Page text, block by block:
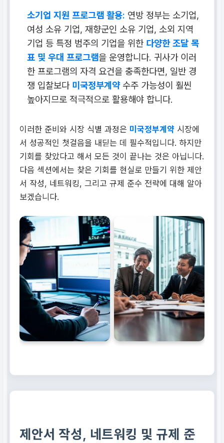
소기업 지원 프로그램 활용: 연방 정부는 소기업,
여성 소유 기업, 재향군인 소유 기업, 소외 지역
기업 등 특정 범주의 기업을 위한 다양한 조달 목
표 및 우대 프로그램을 운영합니다. 귀사가 이러
한 프로그램의 자격 요건을 충족한다면, 일반 경
쟁 입찰보다 미국정부계약수주 가능성이 훨씬
높아지므로 적극적으로 활용해야 합니다.
이러한 준비와 시장 식별 과정은 미국정부계약 시장에
서 성공적인 첫걸음을 내딛는 데 필수적입니다. 하지만
기회를 찾았다고 해서 모든 것이 끝나는 것은 아닙니다.
다음 섹션에서는 찾은 기회를 현실로 만들기 위한 제안
서 작성, 네트워킹, 그리고 규제 준수 전략에 대해 알아
보겠습니다.
제안서 작성, 네트워킹 및 규제 준